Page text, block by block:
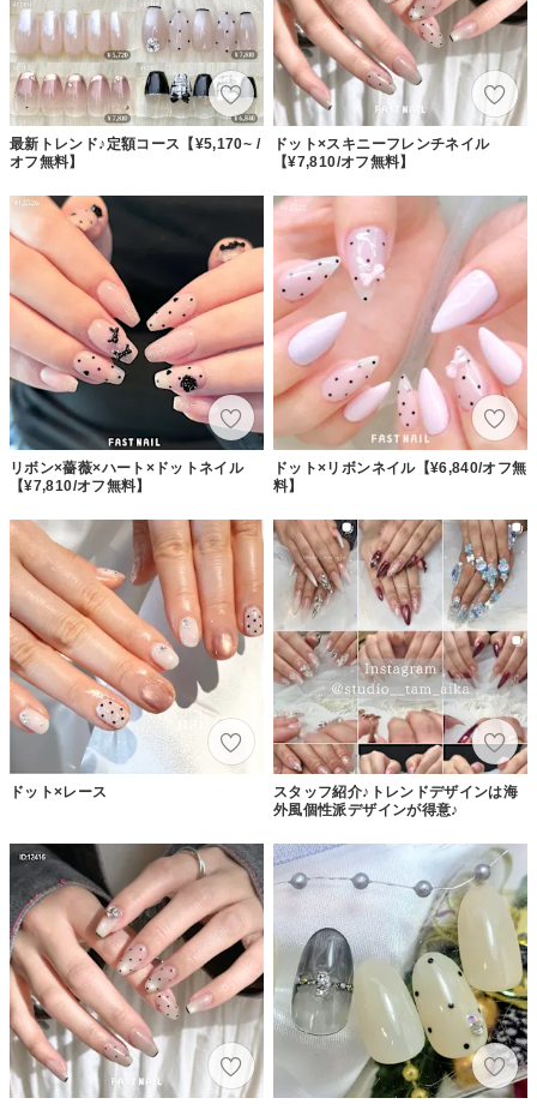
最新トレンド♪定額コース【¥5,170~ /
オフ無料】
ドット×スキニーフレンチネイル
【¥7,810/オフ無料】
リボン×薔薇×ハート×ドットネイル
【¥7,810/オフ無料】
ドット×リボンネイル【¥6,840/オフ無
料】
ドット×レース
スタッフ紹介♪トレンドデザインは海
外風個性派デザインが得意♪